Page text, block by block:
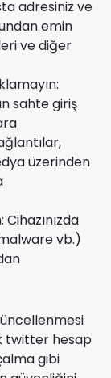
adresiniz ve
emin
ve diğer
sahte giriş
üzerinden
vb.)
twitter hesap
gibi